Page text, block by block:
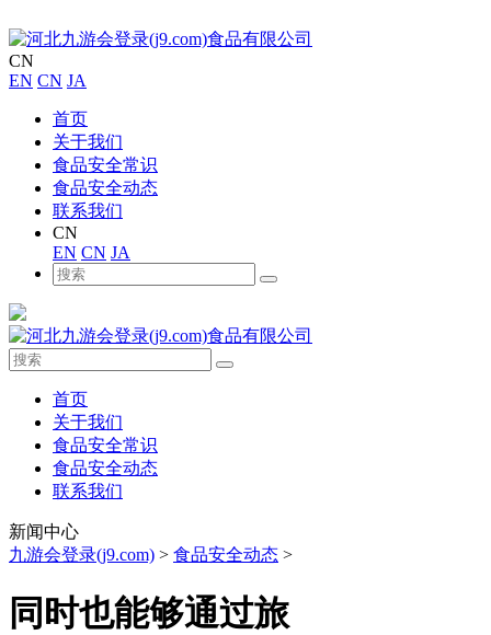
CN
EN CN JA
首页
关于我们
食品安全常识
食品安全动态
联系我们
CN
EN CN JA
首页
关于我们
食品安全常识
食品安全动态
联系我们
新闻中心
九游会登录(j9.com) > 食品安全动态 >
同时也能够通过旅